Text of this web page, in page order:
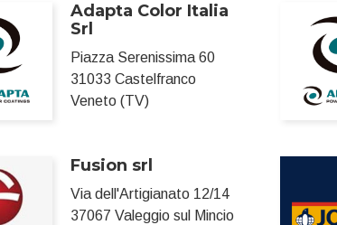
Adapta Color Italia
Srl
Piazza Serenissima 60
31033 Castelfranco
Veneto (TV)
Fusion srl
Via dell'Artigianato 12/14
37067 Valeggio sul Mincio